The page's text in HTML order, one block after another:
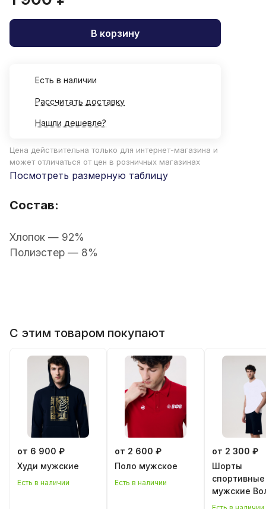
В корзину
Есть в наличии
Рассчитать доставку
Нашли дешевле?
Цена действительна только для интернет-магазина и
может отличаться от цен в розничных магазинах
Посмотреть размерную таблицу
Состав:
Хлопок — 92%
Полиэстер — 8%
С этим товаром покупают
от 6 900 ₽
Худи мужские
Есть в наличии
от 2 600 ₽
Поло мужское
Есть в наличии
от 2 300 ₽
Шорты
спортивные
мужские